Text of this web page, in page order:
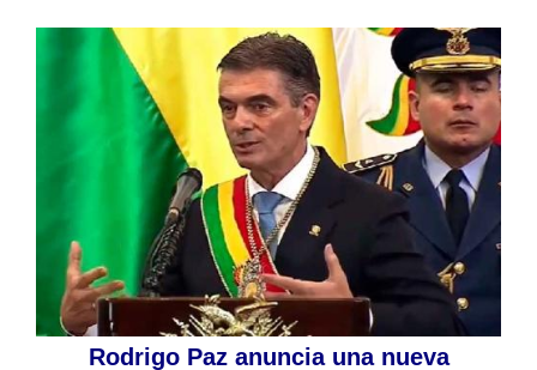
Rodrigo Paz anuncia una nueva